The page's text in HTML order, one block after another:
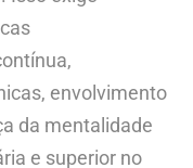
envolvimento
da mentalidade
e superior no